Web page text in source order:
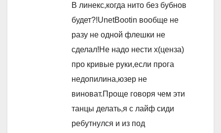
В линекс,когда нито без бубнов
будет?!UnetBootin вообще не
разу не одной флешки не
сделал!Не надо нести х(ценза)
про кривые руки,если прога
недопилина,юзер не
виноват.Проще говоря чем эти
танцы делать,я с лайф сиди
ребутнулся и из под